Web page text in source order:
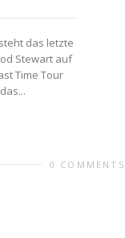
das letzte
Stewart auf
Time Tour
0 COMMENTS